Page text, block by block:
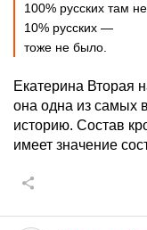
100% русских там
10% русских —
тоже не было.
Екатерина Вторая
она одна из самых
историю. Состав
имеет значение